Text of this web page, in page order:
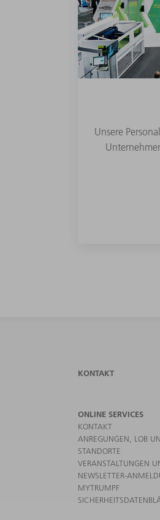
Unsere
KONTAKT
ONLINE SERVICES
KONTAKT
ANREGUNGEN, LOB
STANDORTE
VERANSTALTUNGEN
NEWSLETTER-
MYTRUMPF